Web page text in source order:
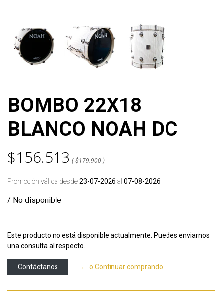
BOMBO 22X18
BLANCO NOAH DC
$156.513 ( $179.900 )
Promoción válida desde23-07-2026 al 07-08-2026
/ No disponible
Este producto no está disponible actualmente. Puedes enviarnos
una consulta al respecto.
Contáctanos ← o Continuar comprando